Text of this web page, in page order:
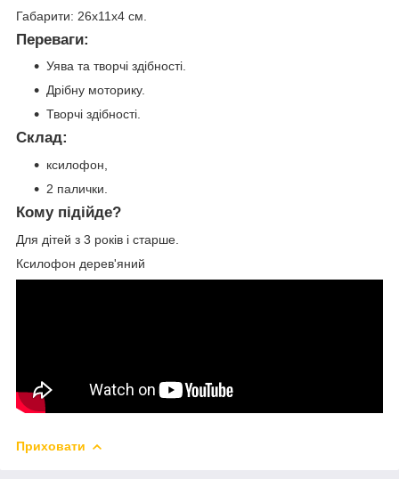
Габарити: 26x11x4 см.
Переваги:
Уява та творчі здібності.
Дрібну моторику.
Творчі здібності.
Склад:
ксилофон,
2 палички.
Кому підійде?
Для дітей з 3 років і старше.
Ксилофон дерев'яний
Приховати